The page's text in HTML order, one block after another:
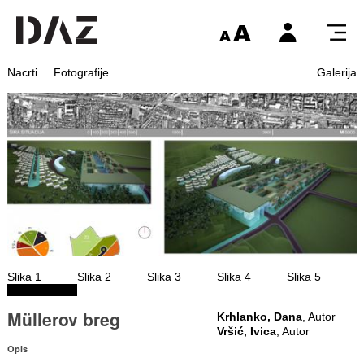
Nacrti Fotografije Galerija
Slika 1 Slika 2 Slika 3 Slika 4 Slika 5
Müllerov breg Krhlanko, Dana , Autor
Vršić, Ivica , Autor
Opis